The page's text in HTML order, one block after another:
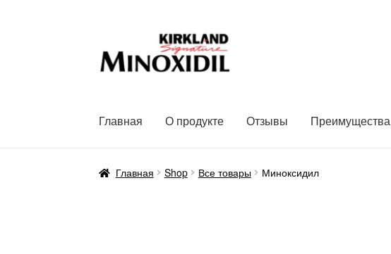
к
навигации
к
содержимому
Главная О продукте Отзывы Преимущества
Главная Shop Все товары Миноксидил